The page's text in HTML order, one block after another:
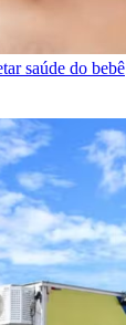
saúde do bebê